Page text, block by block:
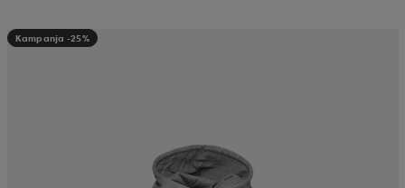
Kampanja -25%